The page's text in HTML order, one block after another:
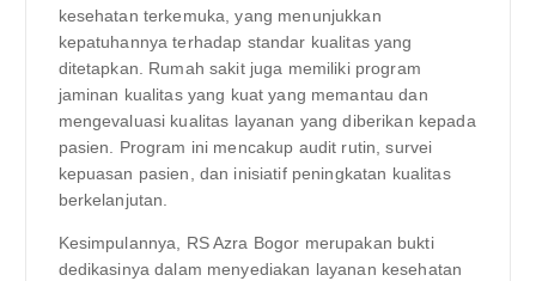
kesehatan terkemuka, yang menunjukkan
kepatuhannya terhadap standar kualitas yang
ditetapkan. Rumah sakit juga memiliki program
jaminan kualitas yang kuat yang memantau dan
mengevaluasi kualitas layanan yang diberikan kepada
pasien. Program ini mencakup audit rutin, survei
kepuasan pasien, dan inisiatif peningkatan kualitas
berkelanjutan.
Kesimpulannya, RS Azra Bogor merupakan bukti
dedikasinya dalam menyediakan layanan kesehatan